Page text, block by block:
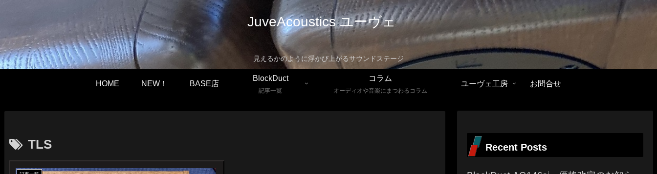
JuveAcoustics ユーヴェ
見えるかのように浮かび上がるサウンドステージ
HOME NEW！ BASE店
BlockDuct
記事一覧
コラム
オーディオや音楽にまつわるコラム
ユーヴェ工房 お問合せ
TLS Recent Posts